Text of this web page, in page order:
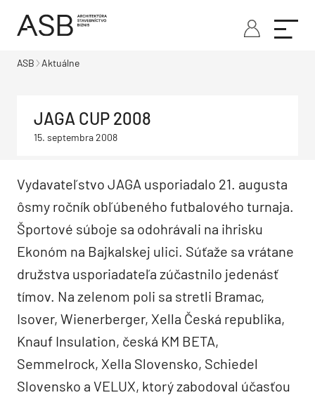
ASB Aktuálne
JAGA CUP 2008
15. septembra 2008
Vydavateľstvo JAGA usporiadalo 21. augusta
ôsmy ročník obľúbeného futbalového turnaja.
Športové súboje sa odohrávali na ihrisku
Ekonóm na Bajkalskej ulici. Súťaže sa vrátane
družstva usporiadateľa zúčastnilo jedenásť
tímov. Na zelenom poli sa stretli Bramac,
Isover, Wienerberger, Xella Česká republika,
Knauf Insulation, česká KM BETA,
Semmelrock, Xella Slovensko, Schiedel
Slovensko a VELUX, ktorý zabodoval účasťou